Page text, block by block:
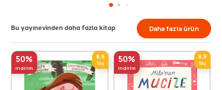
Bu yayınevinden daha fazla kitap Daha fazla ürün
50%
indirim
8,9
Yaş 50%
indirim
8,9
Yaş